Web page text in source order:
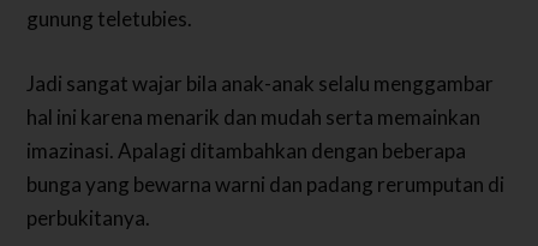
gunung teletubies.
Jadi sangat wajar bila anak-anak selalu menggambar
hal ini karena menarik dan mudah serta memainkan
imazinasi. Apalagi ditambahkan dengan beberapa
bunga yang bewarna warni dan padang rerumputan di
perbukitanya.